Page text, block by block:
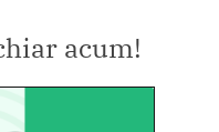
acum!